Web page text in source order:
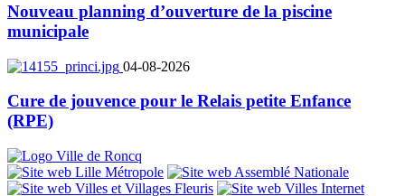
Nouveau planning d’ouverture de la piscine
municipale
04-08-2026
Cure de jouvence pour le Relais petite Enfance
(RPE)